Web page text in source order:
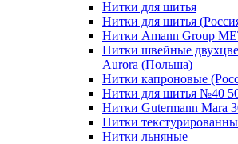
Нитки для шитья
Нитки для шитья
Нитки Amann Group
Нитки швейные
Aurora (Польша)
Нитки капроновые
Нитки для шитья №40
Нитки Gutermann Mara
Нитки
Нитки льняные